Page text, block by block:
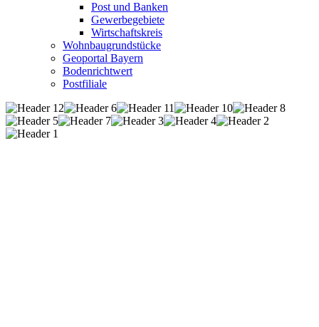
Post und Banken
Gewerbegebiete
Wirtschaftskreis
Wohnbaugrundstücke
Geoportal Bayern
Bodenrichtwert
Postfiliale